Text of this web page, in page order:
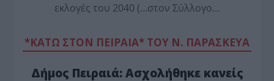
εκλογές του 2040 (…στον Σύλλογο…
*ΚΑΤΩ ΣΤΟΝ ΠΕΙΡΑΙΑ* ΤΟΥ Ν. ΠΑΡΑΣΚΕΥΑ
Δήμος Πειραιά: Ασχολήθηκε κανείς